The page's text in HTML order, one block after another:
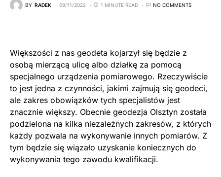
BY RADEK 09/11/2022 1 MINUTE READ NO COMMENTS
Większości z nas geodeta kojarzył się będzie z
osobą mierzącą ulicę albo działkę za pomocą
specjalnego urządzenia pomiarowego. Rzeczywiście
to jest jedna z czynności, jakimi zajmują się geodeci,
ale zakres obowiązków tych specjalistów jest
znacznie większy. Obecnie geodezja Olsztyn została
podzielona na kilka niezależnych zakresów, z których
każdy pozwala na wykonywanie innych pomiarów. Z
tym będzie się wiązało uzyskanie koniecznych do
wykonywania tego zawodu kwalifikacji.